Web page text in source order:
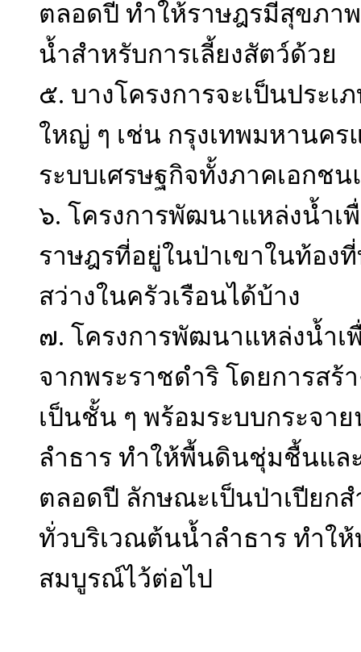
ตลอดปี ทำให้ราษฎรมีสุขภา
น้ำสำหรับการเลี้ยงสัตว์ด้วย
๕. บางโครงการจะเป็นประ
ใหญ่ ๆ เช่น กรุงเทพมหานค
ระบบเศรษฐกิจทั้งภาคเอกช
๖. โครงการพัฒนาแหล่งน้ำเ
ราษฎรที่อยู่ในป่าเขาในท้อง
สว่างในครัวเรือนได้บ้าง
๗. โครงการพัฒนาแหล่งน้ำเ
จากพระราชดำริ โดยการสร้
เป็นชั้น ๆ พร้อมระบบกระจา
ลำธาร ทำให้พื้นดินชุ่มชื้นแล
ตลอดปี ลักษณะเป็นป่าเปียก
ทั่วบริเวณต้นน้ำลำธาร ทำใ
สมบูรณ์ไว้ต่อไป